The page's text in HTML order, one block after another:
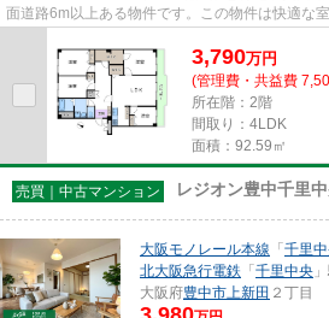
面道路6m以上ある物件です。この物件は快適な
3,790万円
(管理費・共益費
所在階：2階
間取り：4LDK
面積：92.59㎡
売買｜中古マンション レジオン豊中千里
大阪モノレール本線 「 千里
北大阪急行電鉄 「 千里中央
大阪府豊中市上新田 ２丁目